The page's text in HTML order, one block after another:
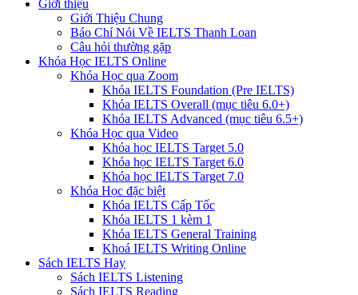
Giới thiệu
Giới Thiệu Chung
Báo Chí Nói Về IELTS Thanh Loan
Câu hỏi thường gặp
Khóa Học IELTS Online
Khóa Học qua Zoom
Khóa IELTS Foundation (Pre IELTS)
Khóa IELTS Overall (mục tiêu 6.0+)
Khóa IELTS Advanced (mục tiêu 6.5+)
Khóa Học qua Video
Khóa học IELTS Target 5.0
Khóa học IELTS Target 6.0
Khóa học IELTS Target 7.0
Khóa Học đặc biệt
Khóa IELTS Cấp Tốc
Khóa IELTS 1 kèm 1
Khóa IELTS General Training
Khoá IELTS Writing Online
Sách IELTS Hay
Sách IELTS Listening
Sách IELTS Reading